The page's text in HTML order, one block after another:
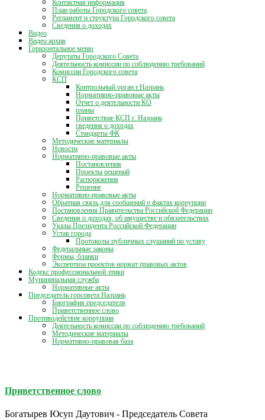
Контактная информация
План работы Городского совета
Регламент и структура Городского совета
Сведения о доходах
Видео
Видео архив
Горизонтальное меню
Депутаты Городского Совета
Деятельность комиссии по соблюдению требований
Комиссии Городского совета
КСП
Контрольный орган г.Назрань
Нормативно-правовые акты
Отчет о деятельности КО
планы
Приветствие КСП г. Назрань
сведения о доходах
Стандарты ФК
Методические материалы
Новости
Нормативно-правовые акты
Постановления
Проекты решений
Распоряжения
Решение
Нормативно-правовые акты
Обратная связь для сообщений о фактах коррупции
Постановления Правительства Российской Федерации
Сведения о доходах, об имуществе и обязательствах
Указы Президента Российской Федерации
Устав города
Протоколы публичных слушаний по уставу
Федеральные законы
Формы, бланки
Экспертиза проектов нормат правовых актов
Кодекс профессиональной этики
Муниципальная служба
Нормативные акты
Председатель горсовета Назрань
Биография председателя
Приветственное слово
Противодействие коррупции
Деятельность комиссии по соблюдению требований
Методические материалы
Нормативно-правовая база
Приветственное слово
Богатырев Юсуп Даутович - Председатель Совета